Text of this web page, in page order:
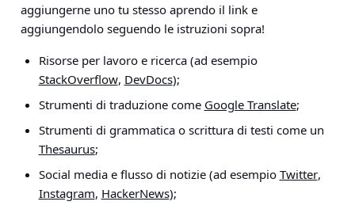
aggiungerne uno tu stesso aprendo il link e
aggiungendolo seguendo le istruzioni sopra!
Risorse per lavoro e ricerca (ad esempio
StackOverflow, DevDocs);
Strumenti di traduzione come Google Translate;
Strumenti di grammatica o scrittura di testi come un
Thesaurus;
Social media e flusso di notizie (ad esempio Twitter,
Instagram, HackerNews);